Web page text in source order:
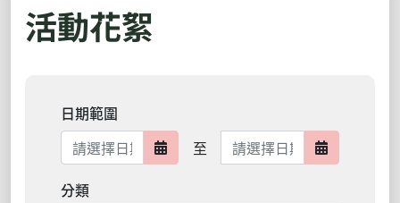
活動花絮
日期範圍
日期範圍開始
至 日期範圍結束 日期範圍
分類